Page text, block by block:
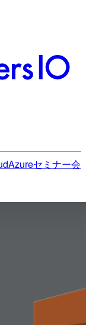
Azureセミナー会